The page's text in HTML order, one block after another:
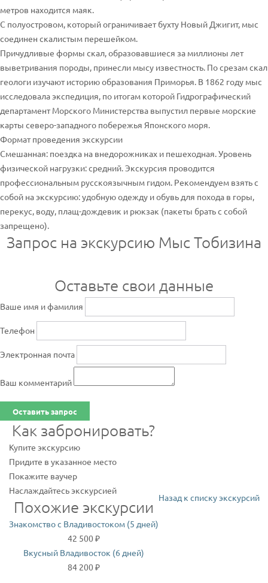
метров находится маяк.
С полуостровом, который ограничивает бухту Новый Джигит, мыс
соединен скалистым перешейком.
Причудливые формы скал, образовавшиеся за миллионы лет
выветривания породы, принесли мысу известность. По срезам скал
геологи изучают историю образования Приморья. В 1862 году мыс
исследовала экспедиция, по итогам которой Гидрографический
департамент Морского Министерства выпустил первые морские
карты северо-западного побережья Японского моря.
Формат проведения экскурсии
Смешанная: поездка на внедорожниках и пешеходная. Уровень
физической нагрузки: средний. Экскурсия проводится
профессиональным русскоязычным гидом. Рекомендуем взять с
собой на экскурсию: удобную одежду и обувь для похода в горы,
перекус, воду, плащ-дождевик и рюкзак (пакеты брать с собой
запрещено).
Запрос на экскурсию Мыс Тобизина
Оставьте свои данные
Ваше имя и фамилия
Телефон
Электронная почта
Ваш комментарий
Оставить запрос
Как забронировать?
Купите экскурсию
Придите в указанное место
Покажите ваучер
Наслаждайтесь экскурсией
Похожие экскурсии
Знакомство с Владивостоком (5 дней)
42 500 ₽
Вкусный Владивосток (6 дней)
84 200 ₽
Назад к списку экскурсий